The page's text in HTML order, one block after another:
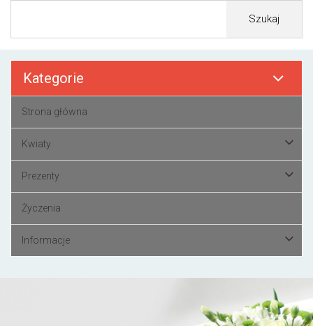
Szukaj
Kategorie
Strona główna
Kwiaty
Prezenty
Życzenia
Informacje